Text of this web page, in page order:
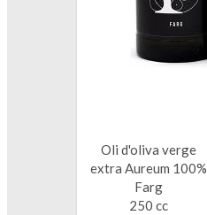
Oli d'oliva verge
extra Aureum 100%
Farg
250 cc